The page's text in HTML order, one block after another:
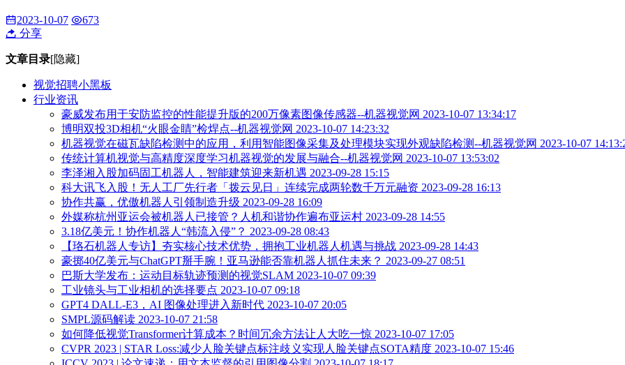
2023-10-07
673
分享
文章目录[隐藏]
视觉招聘小黑板
行业资讯
豪威发布用于安防监控的性能提升版的200万像素图像传感器--机器视觉网 2023-10-07 13:34:17
博明双投3D相机“火眼金睛”检焊点--机器视觉网 2023-10-07 14:23:32
机器视觉在磁瓦缺陷检测中的应用，利用智能图像采集及处理模块实现外观缺陷检测--机器视觉网 2023-10-07
传统计算机视觉与高精度深度学习机器视觉的发展与融合--机器视觉网 2023-10-07 13:53:02
李泽湘入股加码固工机器人，智能建筑迎来新机遇 2023-09-28 15:15
科大讯飞入股！无人工厂先行者「拨云见日」连续完成两轮数千万元融资 2023-09-28 16:13
协作共赢，优傲机器人引领制造升级 2023-09-28 16:09
外媒称杭州亚运会被机器人已接管？人机和谐协作遍布亚运村 2023-09-28 14:55
3.18亿美元！协作机器人“韩流入侵”？ 2023-09-28 08:43
【珞石机器人专访】夯实核心技术优势，拥抱工业机器人机遇与挑战 2023-09-28 14:43
豪掷40亿美元与ChatGPT掰手腕！亚马逊能否靠机器人抓住未来？ 2023-09-27 08:51
巴斯大学发布：运动目标轨迹预测的视觉SLAM 2023-10-07 09:39
工业镜头与工业相机的选择要点 2023-10-07 09:18
GPT4 DALL-E3，AI 图像处理进入新时代 2023-10-07 20:05
SMPL源码解读 2023-10-07 21:58
如何降低视觉Transformer计算成本？时间冗余方法让人大吃一惊 2023-10-07 17:05
CVPR 2023 | STAR Loss:减少人脸关键点标注歧义实现人脸关键点SOTA精度 2023-10-07 15:46